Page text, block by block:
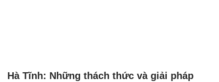
Hà Tĩnh: Những thách thức và giải pháp